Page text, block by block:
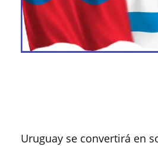
Uruguay se convertirá en